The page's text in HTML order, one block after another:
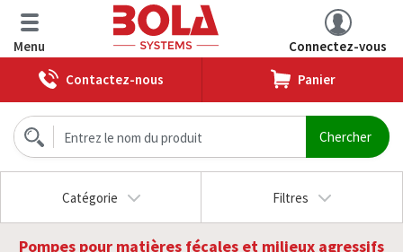
Menu
Connectez-vous
Contactez-nous
Panier
Catégorie Filtres
Pompes pour matières fécales et milieux agressifs